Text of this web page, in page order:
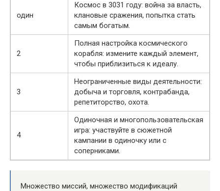
один
Космос в 3031 году: война за власть,
клановые сражения, попытка стать
самым богатым.
2
Полная настройка космического
корабля: измените каждый элемент,
чтобы приблизиться к идеалу.
3
Неограниченные виды деятельности:
добыча и торговля, контрабанда,
репетиторство, охота.
4
Одиночная и многопользовательская
игра: участвуйте в сюжетной
кампании в одиночку или с
соперниками.
Множество миссий, множество модификаций